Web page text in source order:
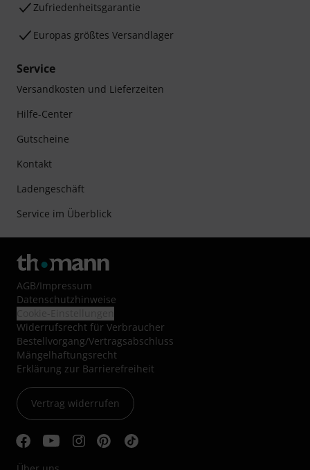
Zufriedenheitsgarantie
Europas größtes Versandlager
Service
Versandkosten und Lieferzeiten
Hilfe-Center
Gutscheine
Kontakt
Ladengeschäft
Service im Überblick
AGB/Impressum
Datenschutzhinweise
Widerrufsrecht für Verbraucher
Bestellvorgang/Vertragsabschluss
Mängelhaftungsrecht
Erklärung zur Barrierefreiheit
Vertrag widerrufen